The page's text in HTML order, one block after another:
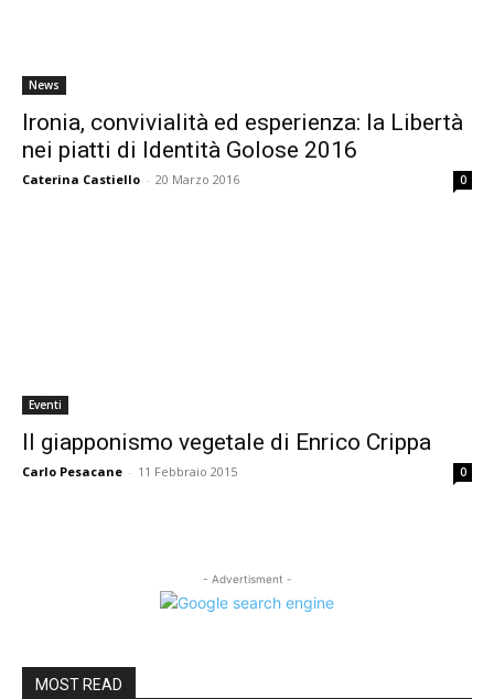
News
Ironia, convivialità ed esperienza: la Libertà
nei piatti di Identità Golose 2016
Caterina Castiello - 20 Marzo 2016 0
Eventi
Il giapponismo vegetale di Enrico Crippa
Carlo Pesacane - 11 Febbraio 2015 0
- Advertisment -
MOST READ